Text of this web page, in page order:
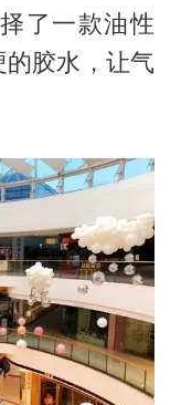
了一款油性
胶水，让气